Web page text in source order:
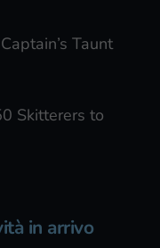
Taunt
Skitterers to
in arrivo